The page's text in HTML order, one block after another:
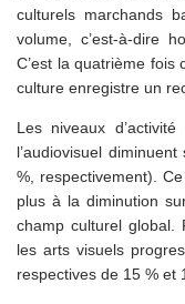
culturels marchands
volume, c’est-à-dire
C’est la quatrième fois
culture enregistre un
Les niveaux
l’audiovisuel
%, respectivement).
plus à la diminution
champ culturel global.
les arts visuels
respectives de 15 % et